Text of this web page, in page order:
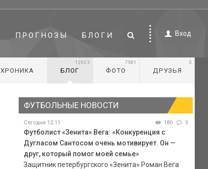
ПРОГНОЗЫ БЛОГИ Вход
ХРОНИКА БЛОГ
12023
ФОТО
7581
ДРУЗЬЯ
0
ФУТБОЛЬНЫЕ НОВОСТИ
Сегодня 12:11 180 3
Футболист «Зенита» Вега: «Конкуренция с
Дугласом Сантосом очень мотивирует. Он —
друг, который помог моей семье»
Защитник петербургского «Зенита» Роман Вега